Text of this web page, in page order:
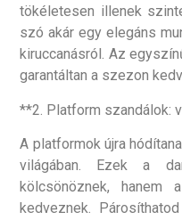
tökéletesen illenek
szó akár egy elegáns
kiruccanásról. Az
garantáltan a szezon
**2. Platform szandálok:
A platformok újra
világában. Ezek a
kölcsönöznek,
kedveznek.